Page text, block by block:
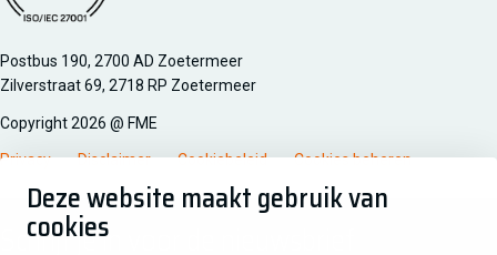
Deze website maakt gebruik van
cookies
Managementsyteem certificatie DNV iso/iec 27001
Postbus 190, 2700 AD Zoetermeer
Zilverstraat 69, 2718 RP Zoetermeer
Copyright 2026 @ FME
Privacy Disclaimer Cookiebeleid Cookies beheren
Schrijf je in voor de nieuwsbrief